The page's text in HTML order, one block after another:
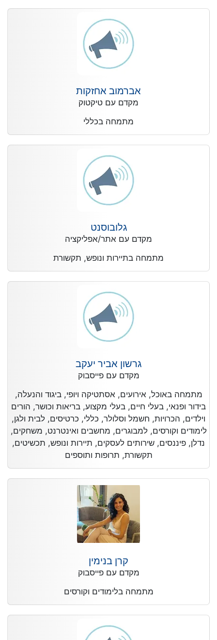
אברמוב אחזקות
מקדם עם טיקטוק
מתמחה בכללי
גלובוסנט
מקדם עם אתר/אפליקציה
מתמחה בתיירות ונופש, תקשורת
גרשון אביר יעקב
מקדם עם פייסבוק
מתמחה באוכל, אירועים, אסתטיקה ויופי, ביגוד והנעלה,
בידור ופנאי, בעלי חיים, בעלי מקצוע, בריאות וכושר, הורים
וילדים, הכרויות, חשמל וסלולר, כללי, כרטיסים, לבית ולגן,
לימודים וקורסים, למבוגרים, מחשבים ואינטרנט, משחקים,
נדלן, פיננסים, שירותים לעסקים, תיירות ונופש, תכשיטים,
תקשורת, תרופות ותוספים
קרן בנימין
מקדם עם פייסבוק
מתמחה בלימודים וקורסים